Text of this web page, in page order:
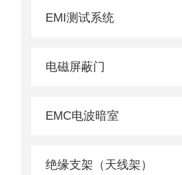
EMI测试系统
电磁屏蔽门
EMC电波暗室
绝缘支架（天线架）